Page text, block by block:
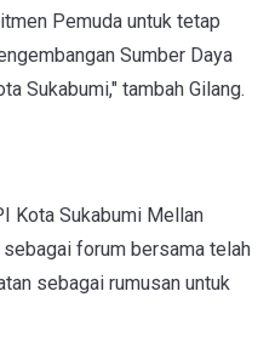
Pemuda untuk tetap
Sumber Daya
Sukabumi," tambah Gilang.
Kota Sukabumi Mellan
forum bersama telah
sebagai rumusan untuk